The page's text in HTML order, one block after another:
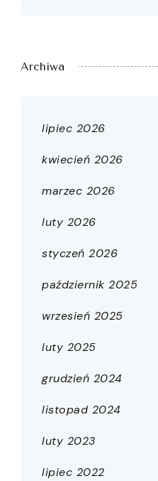
Archiwa
lipiec 2026
kwiecień 2026
marzec 2026
luty 2026
styczeń 2026
październik 2025
wrzesień 2025
luty 2025
grudzień 2024
listopad 2024
luty 2023
lipiec 2022